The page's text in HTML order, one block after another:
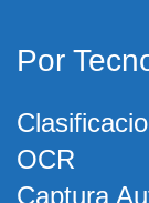
Por
OCR
Captura